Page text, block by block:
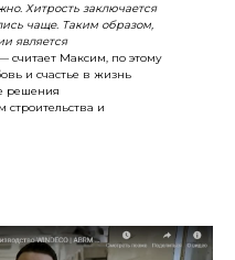
Хитрость заключается
чаще. Таким образом,
является
считает Максим, по этому
и счастье в жизнь
решения
и